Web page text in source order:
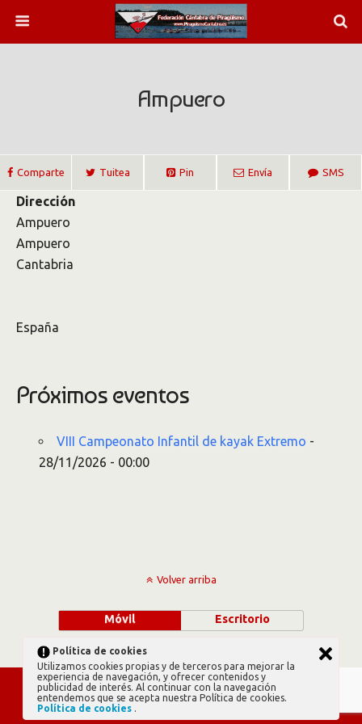
Política de cookies
Utilizamos cookies propias y de terceros para mejorar la
experiencia de navegación, y ofrecer contenidos y
publicidad de interés. Al continuar con la navegación
entendemos que se acepta nuestra Política de cookies.
Política de cookies .
Ampuero
Comparte Tuitea Pin Envía SMS
Dirección
Ampuero
Ampuero
Cantabria
España
Próximos eventos
VIII Campeonato Infantil de kayak Extremo -
28/11/2026 - 00:00
Volver arriba
Móvil Escritorio